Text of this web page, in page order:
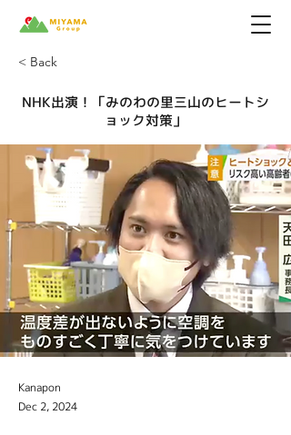
< Back
NHK出演！「みのわの里三山のヒートシ
ョック対策」
Kanapon
Dec 2, 2024